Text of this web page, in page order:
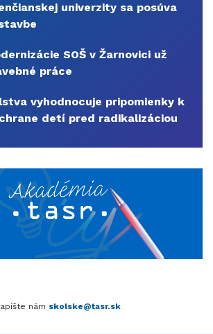
univerzity sa posúva
SOŠ v Žarnovici už
práce
vyhodnocuje pripomienky k
detí pred radikalizáciou
nám skolske@tasr.sk